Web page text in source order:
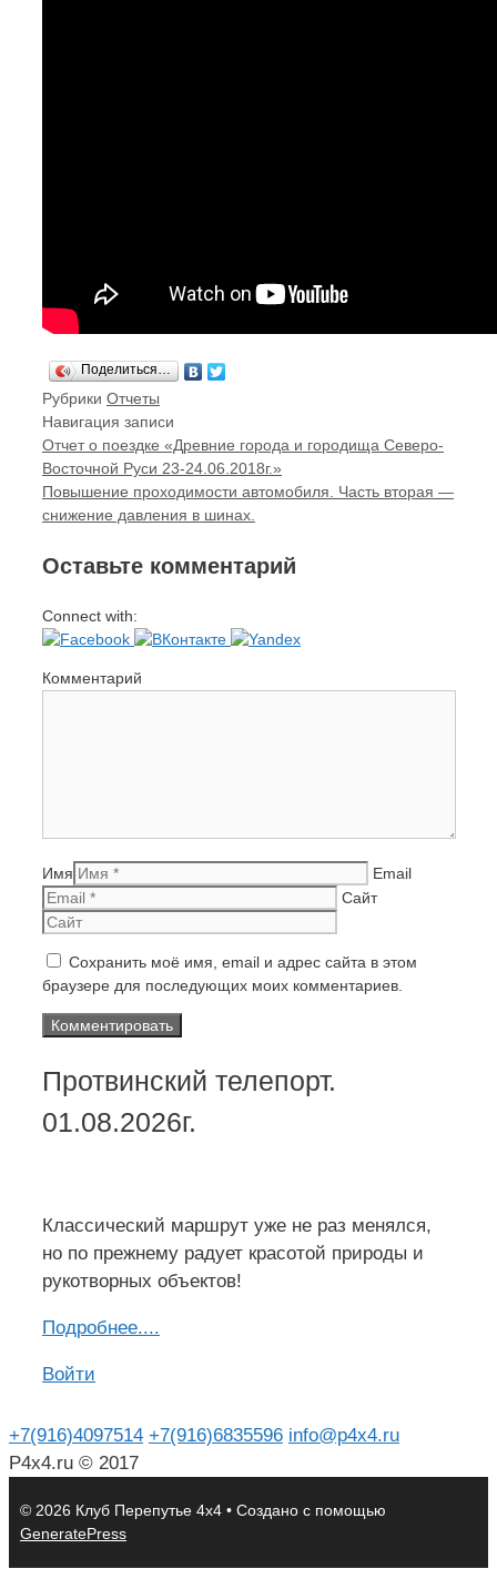
Поделиться…
Рубрики Отчеты
Навигация записи
Отчет о поездке «Древние города и городища Северо-
Восточной Руси 23-24.06.2018г.»
Повышение проходимости автомобиля. Часть вторая —
снижение давления в шинах.
Оставьте комментарий
Connect with:
Комментарий
Имя
Email
Сайт
Сохранить моё имя, email и адрес сайта в этом
браузере для последующих моих комментариев.
Протвинский телепорт.
01.08.2026г.
Классический маршрут уже не раз менялся,
но по прежнему радует красотой природы и
рукотворных объектов!
Подробнее....
Войти
+7(916)4097514 +7(916)6835596 info@p4x4.ru
P4x4.ru © 2017
© 2026 Клуб Перепутье 4x4 • Создано с помощью
GeneratePress